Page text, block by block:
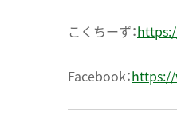
こくちーず：
Facebook：